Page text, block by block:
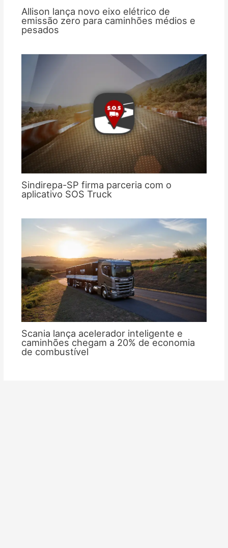
Allison lança novo eixo elétrico de
emissão zero para caminhões médios e
pesados
Sindirepa-SP firma parceria com o
aplicativo SOS Truck
Scania lança acelerador inteligente e
caminhões chegam a 20% de economia
de combustível